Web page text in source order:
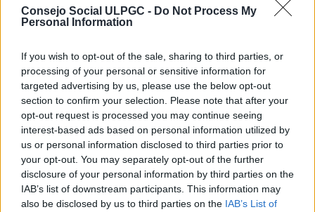
Consejo Social ULPGC - Do Not Process My
Personal Information
If you wish to opt-out of the sale, sharing to third parties, or
processing of your personal or sensitive information for
targeted advertising by us, please use the below opt-out
section to confirm your selection. Please note that after your
opt-out request is processed you may continue seeing
interest-based ads based on personal information utilized by
us or personal information disclosed to third parties prior to
your opt-out. You may separately opt-out of the further
disclosure of your personal information by third parties on the
IAB’s list of downstream participants. This information may
also be disclosed by us to third parties on the IAB’s List of
Se acordó aprobar y autorizar, en uso de la
de Ejecución del Presupuesto de la ULPGC para 2025,
la siguiente transferencia de crédito del presupuesto
de la ULPGC correspondiente al ejercicio económico
2025:
UGA
origen/destino
Capítulo
origen/Programa
Cap.
destino/
011 / 011 Capítulo 2 / 42E Capítulo